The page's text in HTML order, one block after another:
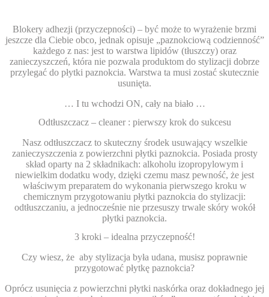
Blokery adhezji (przyczepności) – być może to wyrażenie brzmi
jeszcze dla Ciebie obco, jednak opisuje „paznokciową codzienność”
każdego z nas: jest to warstwa lipidów (tłuszczy) oraz
zanieczyszczeń, która nie pozwala produktom do stylizacji dobrze
przylegać do płytki paznokcia. Warstwa ta musi zostać skutecznie
usunięta.
… I tu wchodzi ON, cały na biało …
Odtłuszczacz – cleaner : pierwszy krok do sukcesu
Nasz odtłuszczacz to skuteczny środek usuwający wszelkie
zanieczyszczenia z powierzchni płytki paznokcia. Posiada prosty
skład oparty na 2 składnikach: alkoholu izopropylowym i
niewielkim dodatku wody, dzięki czemu masz pewność, że jest
właściwym preparatem do wykonania pierwszego kroku w
chemicznym przygotowaniu płytki paznokcia do stylizacji:
odtłuszczaniu, a jednocześnie nie przesuszy trwale skóry wokół
płytki paznokcia.
3 kroki – idealna przyczepność!
Czy wiesz, że aby stylizacja była udana, musisz poprawnie
przygotować płytkę paznokcia?
Oprócz usunięcia z powierzchni płytki naskórka oraz dokładnego jej